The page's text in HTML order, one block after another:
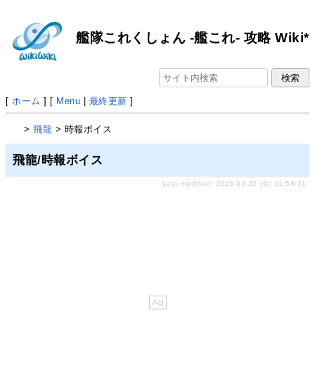
艦隊これくしょん -艦これ- 攻略 Wiki*
[ ホーム ] [ Menu | 最終更新 ]
>飛龍 > 時報ボイス
飛龍/時報ボイス
Last-modified: 2026-03-20 (金) 11:58:31